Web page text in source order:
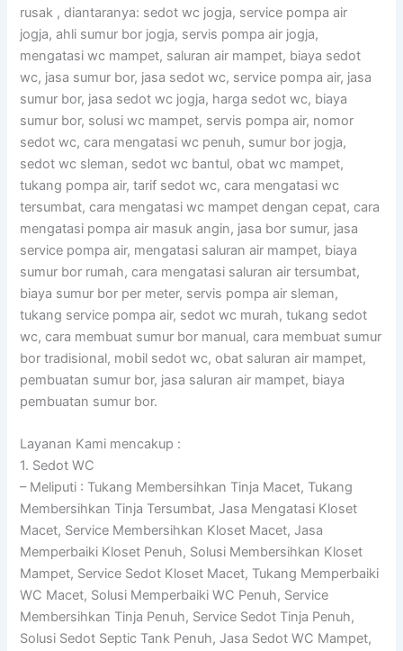
rusak , diantaranya: sedot wc jogja, service pompa air
jogja, ahli sumur bor jogja, servis pompa air jogja,
mengatasi wc mampet, saluran air mampet, biaya sedot
wc, jasa sumur bor, jasa sedot wc, service pompa air, jasa
sumur bor, jasa sedot wc jogja, harga sedot wc, biaya
sumur bor, solusi wc mampet, servis pompa air, nomor
sedot wc, cara mengatasi wc penuh, sumur bor jogja,
sedot wc sleman, sedot wc bantul, obat wc mampet,
tukang pompa air, tarif sedot wc, cara mengatasi wc
tersumbat, cara mengatasi wc mampet dengan cepat, cara
mengatasi pompa air masuk angin, jasa bor sumur, jasa
service pompa air, mengatasi saluran air mampet, biaya
sumur bor rumah, cara mengatasi saluran air tersumbat,
biaya sumur bor per meter, servis pompa air sleman,
tukang service pompa air, sedot wc murah, tukang sedot
wc, cara membuat sumur bor manual, cara membuat sumur
bor tradisional, mobil sedot wc, obat saluran air mampet,
pembuatan sumur bor, jasa saluran air mampet, biaya
pembuatan sumur bor.
Layanan Kami mencakup :
1. Sedot WC
– Meliputi : Tukang Membersihkan Tinja Macet, Tukang
Membersihkan Tinja Tersumbat, Jasa Mengatasi Kloset
Macet, Service Membersihkan Kloset Macet, Jasa
Memperbaiki Kloset Penuh, Solusi Membersihkan Kloset
Mampet, Service Sedot Kloset Macet, Tukang Memperbaiki
WC Macet, Solusi Memperbaiki WC Penuh, Service
Membersihkan Tinja Penuh, Service Sedot Tinja Penuh,
Solusi Sedot Septic Tank Penuh, Jasa Sedot WC Mampet,